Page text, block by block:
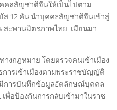
คลสัญชาติจีนให้เป็นไปตาม
ส 12 คัน นำบุคคลสัญชาติจีนเข้าสู่
สะพานมิตรภาพไทย-เมียนมา
างกฎหมาย โดยตรวจคนเข้าเมือง
การเข้าเมืองตามพระราชบัญญัติ
มีการบันทึกข้อมูลอัตลักษณ์บุคคล
เพื่อป้องกันการกลับเข้ามาในราช